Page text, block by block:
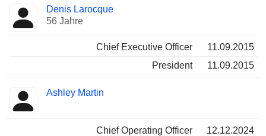
Manager
Besetzte
Positionen
Denis Larocque
56 Jahre
Chief Executive Officer
11.09.2015
President
11.09.2015
Ashley Martin
Chief Operating Officer 12.12.2024